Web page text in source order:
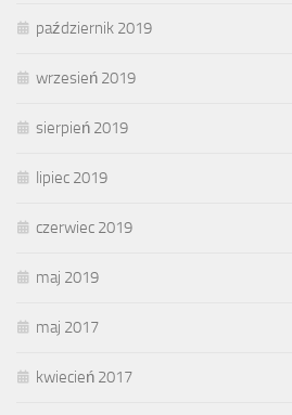
październik 2019
wrzesień 2019
sierpień 2019
lipiec 2019
czerwiec 2019
maj 2019
maj 2017
kwiecień 2017